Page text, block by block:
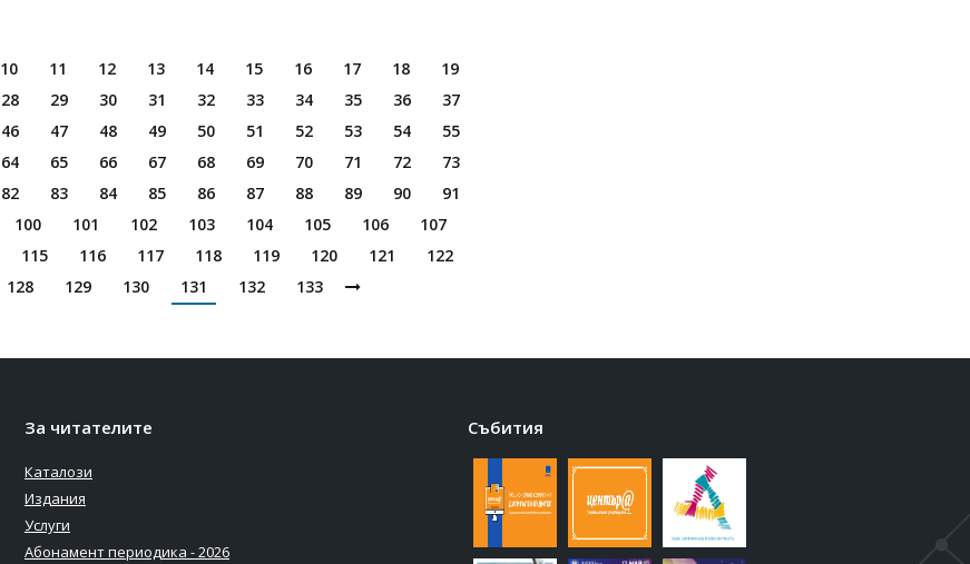
10 11 12 13 14 15 16 17 18
19
28 29 30 31 32 33 34 35 36
37
46 47 48 49 50 51 52 53 54
55
64 65 66 67 68 69 70 71 72
73
82 83 84 85 86 87 88 89 90
91
100 101 102 103 104 105 106
107
115 116 117 118 119 120 121
122
128 129 130 131 132 133
За читателите
Каталози
Издания
Услуги
Абонамент периодика - 2026
Събития